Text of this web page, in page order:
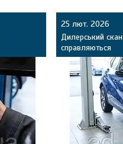
25 лют. 2026
Дилерський
справляються